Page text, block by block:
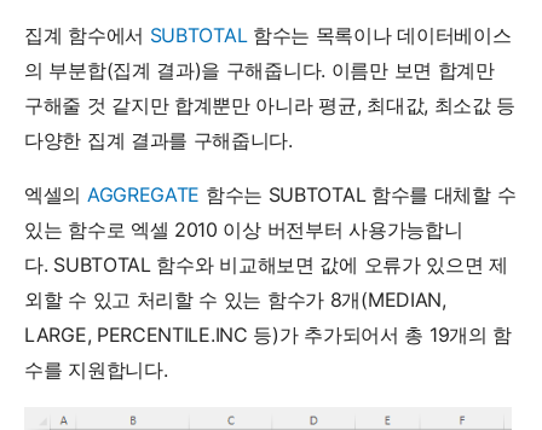
집계 함수에서 SUBTOTAL함수는 목록이나 데이터베이스
의 부분합(집계 결과)을 구해줍니다. 이름만 보면 합계만
구해줄 것 같지만 합계뿐만 아니라 평균, 최대값, 최소값 등
다양한 집계 결과를 구해줍니다.
엑셀의 AGGREGATE 함수는 SUBTOTAL 함수를 대체할 수
있는 함수로 엑셀 2010 이상 버전부터 사용가능합니
다. SUBTOTAL 함수와 비교해보면 값에 오류가 있으면 제
외할 수 있고 처리할 수 있는 함수가 8개(MEDIAN,
LARGE, PERCENTILE.INC 등)가 추가되어서 총 19개의 함
수를 지원합니다.